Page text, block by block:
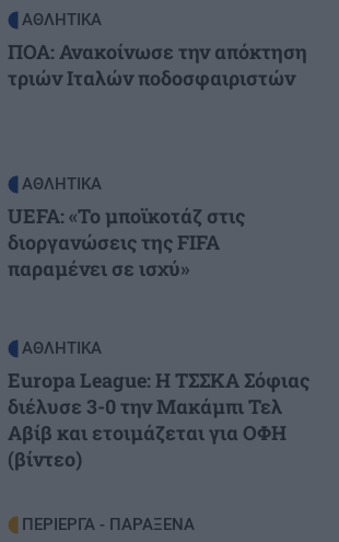
ΑΘΛΗΤΙΚΑ
ΠΟΑ: Ανακοίνωσε την απόκτηση
τριών Ιταλών ποδοσφαιριστών
ΑΘΛΗΤΙΚΑ
UEFA: «Το μποϊκοτάζ στις
διοργανώσεις της FIFA
παραμένει σε ισχύ»
ΑΘΛΗΤΙΚΑ
Europa League: Η ΤΣΣΚΑ Σόφιας
διέλυσε 3-0 την Μακάμπι Τελ
Αβίβ και ετοιμάζεται για ΟΦΗ
(βίντεο)
ΠΕΡΙΕΡΓΑ - ΠΑΡΑΞΕΝΑ